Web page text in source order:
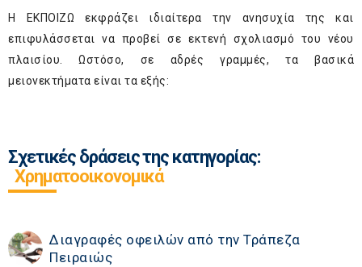
Η ΕΚΠΟΙΖΩ εκφράζει ιδιαίτερα την ανησυχία της και
επιφυλάσσεται να προβεί σε εκτενή σχολιασμό του νέου
πλαισίου. Ωστόσο, σε αδρές γραμμές, τα βασικά
μειονεκτήματα είναι τα εξής:
Σχετικές δράσεις της κατηγορίας:
Χρηματοοικονομικά
Διαγραφές οφειλών από την Τράπεζα
Πειραιώς